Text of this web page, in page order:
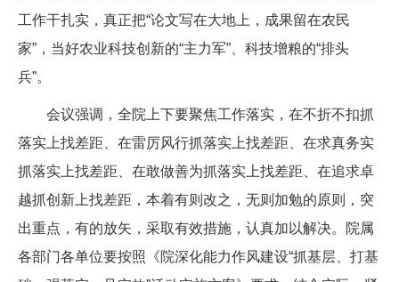
工作干扎实，真正把“论文写在大地上，成果留在农民
家”，当好农业科技创新的“主力军”、科技增粮的“排头
兵”。
会议强调，全院上下要聚焦工作落实，在不折不扣抓
落实上找差距、在雷厉风行抓落实上找差距、在求真务实
抓落实上找差距、在敢做善为抓落实上找差距、在追求卓
越抓创新上找差距，本着有则改之，无则加勉的原则，突
出重点，有的放矢，采取有效措施，认真加以解决。院属
各部门各单位要按照《院深化能力作风建设“抓基层、打基